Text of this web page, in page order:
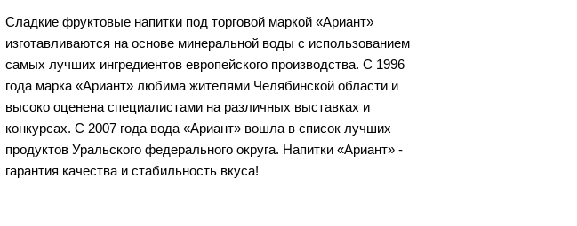
Сладкие фруктовые напитки под торговой маркой «Ариант»
изготавливаются на основе минеральной воды с использованием
самых лучших ингредиентов европейского производства. С 1996
года марка «Ариант» любима жителями Челябинской области и
высоко оценена специалистами на различных выставках и
конкурсах. С 2007 года вода «Ариант» вошла в список лучших
продуктов Уральского федерального округа. Напитки «Ариант» -
гарантия качества и стабильность вкуса!